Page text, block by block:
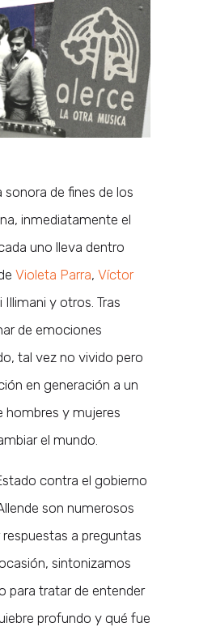
sonora de fines de los
inmediatamente el
uno lleva dentro
Violeta Parra, Víctor
y otros. Tras
de emociones
tal vez no vivido pero
en generación a un
hombres y mujeres
el mundo.
contra el gobierno
son numerosos
a preguntas
sintonizamos
para tratar de entender
profundo y qué fue